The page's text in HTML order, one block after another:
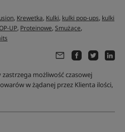
, Krewetka, Kulki, kulki pop-ups, kulki
UP, Proteinowe,Smużące,
możliwość czasowej
w żądanej przez Klienta ilości,